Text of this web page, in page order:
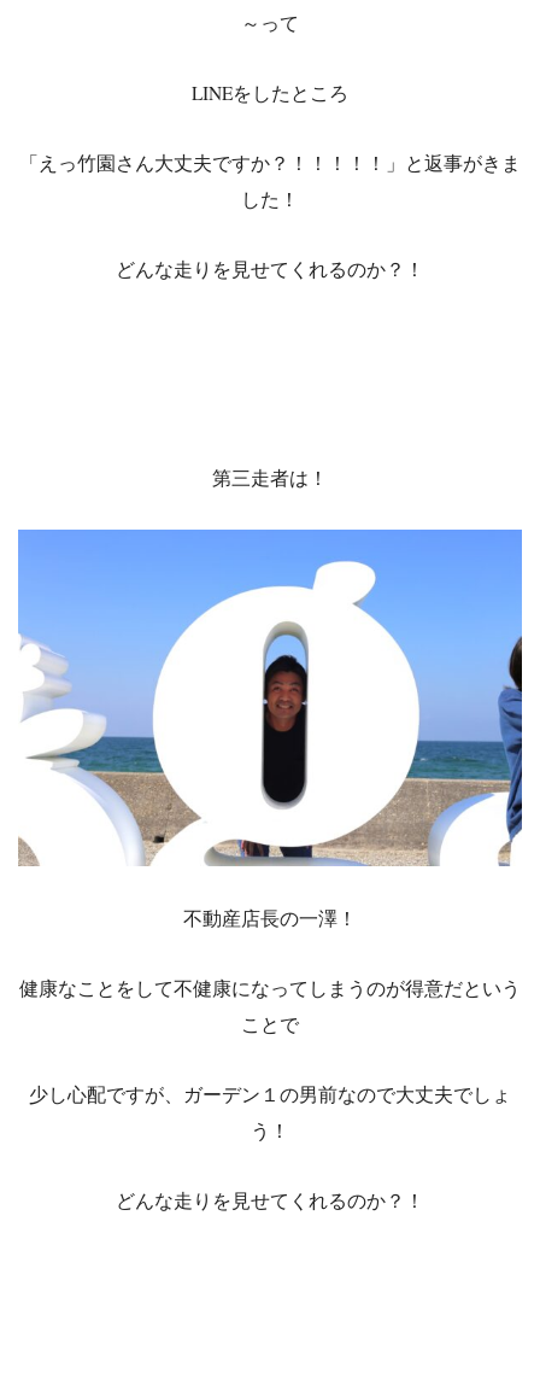
～って
LINEをしたところ
「えっ竹園さん大丈夫ですか？！！！！！」と返事がきま
した！
どんな走りを見せてくれるのか？！
第三走者は！
不動産店長の一澤！
健康なことをして不健康になってしまうのが得意だという
ことで
少し心配ですが、ガーデン１の男前なので大丈夫でしょ
う！
どんな走りを見せてくれるのか？！